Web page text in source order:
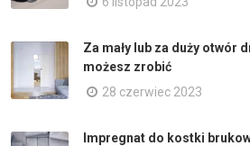
Za mały lub za duży otwór
możesz zrobić
28 czerwiec 2023
Impregnat do kostki